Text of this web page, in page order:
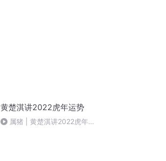
黄楚淇讲2022虎年运势
属猪 | 黄楚淇讲2022虎年运